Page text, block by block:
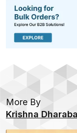
More By
Krishna